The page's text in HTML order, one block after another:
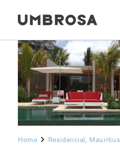
Home Residencial, Mauritius